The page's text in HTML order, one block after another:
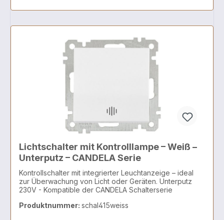
Lichtschalter mit Kontrolllampe – Weiß –
Unterputz – CANDELA Serie
Kontrollschalter mit integrierter Leuchtanzeige – ideal
zur Überwachung von Licht oder Geräten. Unterputz
230V - Kompatible der CANDELA Schalterserie
Produktnummer: schal415weiss